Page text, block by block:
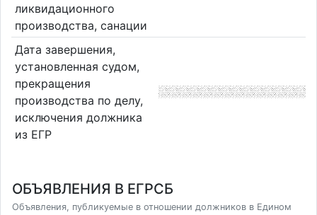
ликвидационного
производства, санации
Дата завершения,
установленная судом,
прекращения
производства по делу,
исключения должника
из ЕГР
ОБЪЯВЛЕНИЯ В ЕГРСБ
Объявления, публикуемые в отношении должников в Едином